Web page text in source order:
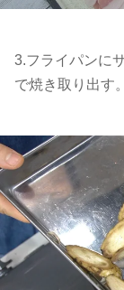
3.フライパンに
で焼き取り出す。